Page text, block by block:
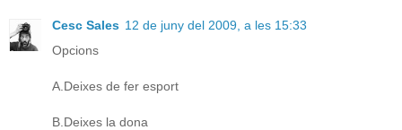
Cesc Sales 12 de juny del 2009, a les 15:33
Opcions
A.Deixes de fer esport
B.Deixes la dona